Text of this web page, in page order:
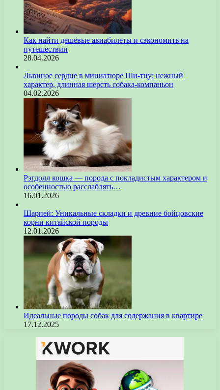
Как найти дешёвые авиабилеты и сэкономить на
путешествии
28.04.2026
Львиное сердце в миниатюре Ши-тцу: нежный
характер, длинная шерсть собака-компаньон
04.02.2026
Рэгдолл кошка — порода с покладистым характером и
особенностью расслаблять…
16.01.2026
Шарпей: Уникальные складки и древние бойцовские
корни китайской породы
12.01.2026
Идеальные породы собак для содержания в квартире
17.12.2025